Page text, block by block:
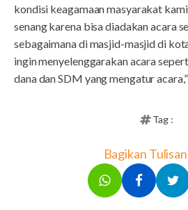
kondisi keagamaan masyarakat
senang karena bisa diadakan acara
sebagaimana di masjid-masjid di
ingin menyelenggarakan acara
dana dan SDM yang mengatur
Tag :
Bagikan